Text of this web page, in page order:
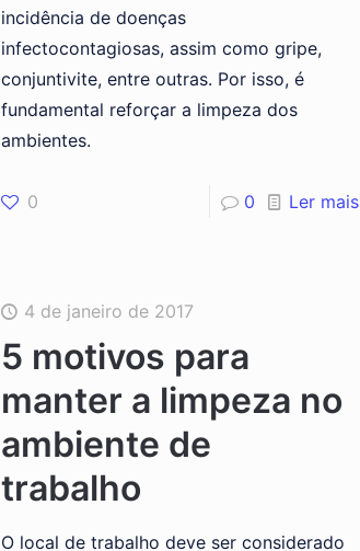
incidência de doenças
infectocontagiosas, assim como gripe,
conjuntivite, entre outras. Por isso, é
fundamental reforçar a limpeza dos
ambientes.
0 0 Ler mais
4 de janeiro de 2017
5 motivos para
manter a limpeza no
ambiente de
trabalho
O local de trabalho deve ser considerado